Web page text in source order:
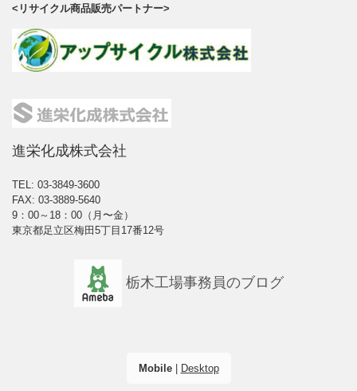
<リサイクル商品販売パートナー>
進栄化成株式会社
TEL: 03-3849-3600
FAX: 03-3889-5640
9：00～18：00（月〜金）
東京都足立区梅田5丁目17番12号
栃木工場事務員のブログ
Mobile| Desktop